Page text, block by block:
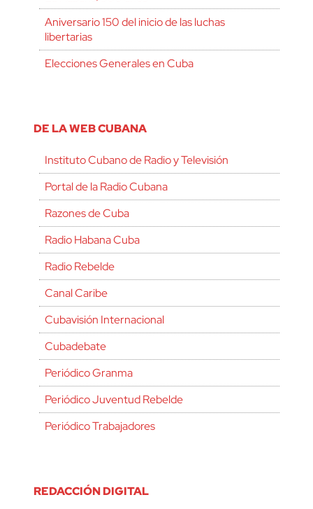
Aniversario 150 del inicio de las luchas
libertarias
Elecciones Generales en Cuba
DE LA WEB CUBANA
Instituto Cubano de Radio y Televisión
Portal de la Radio Cubana
Razones de Cuba
Radio Habana Cuba
Radio Rebelde
Canal Caribe
Cubavisión Internacional
Cubadebate
Periódico Granma
Periódico Juventud Rebelde
Periódico Trabajadores
REDACCIÓN DIGITAL